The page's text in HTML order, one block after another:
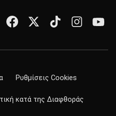
Ρυθμίσεις Cookies
κατά της Διαφθοράς